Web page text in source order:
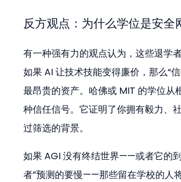
反方观点：为什么学位是安全
有一种强有力的观点认为，这些退学者
如果 AI 让技术技能变得廉价，那么“
最昂贵的资产。哈佛或 MIT 的学位从
种信任信号。它证明了你拥有毅力、
过筛选的背景。
如果 AGI 没有终结世界——或者它的
者”预测的要慢——那些留在学校的人